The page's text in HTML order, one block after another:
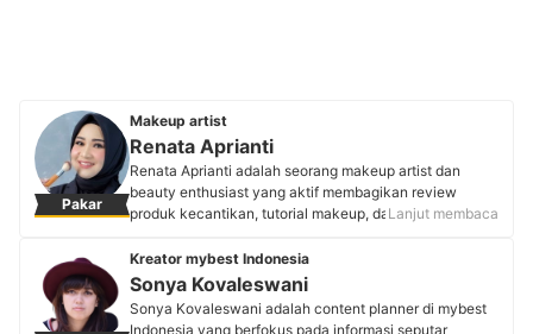
Pakar
Makeup artist
Renata Aprianti
Renata Aprianti adalah seorang makeup artist dan
beauty enthusiast yang aktif membagikan review
produk kecantikan, tutorial makeup, dan skincare di
dunia kecantikan sejak 2017, Renata juga dikenal
sebagai penulis yang telah menerbitkan tiga novel
remaja dan memiliki pengalaman lebih dari sepuluh
tahun sebagai beauty blogger. Perpaduan antara
Lanjut membaca
Kreator mybest Indonesia
Sonya Kovaleswani
Sonya Kovaleswani adalah content planner di mybest
Indonesia yang berfokus pada informasi seputar